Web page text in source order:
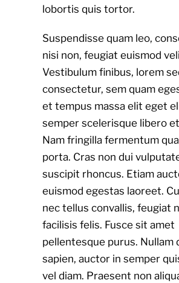
lobortis quis tortor.
Suspendisse quam leo,
nisi non, feugiat euismod
Vestibulum finibus, lorem
consectetur, sem quam
et tempus massa elit eget
semper scelerisque libero
Nam fringilla fermentum
porta. Cras non dui
suscipit rhoncus. Etiam
euismod egestas laoreet.
nec tellus convallis, feugiat
facilisis felis. Fusce sit amet
pellentesque purus. Nullam
sapien, auctor in semper
vel diam. Praesent non